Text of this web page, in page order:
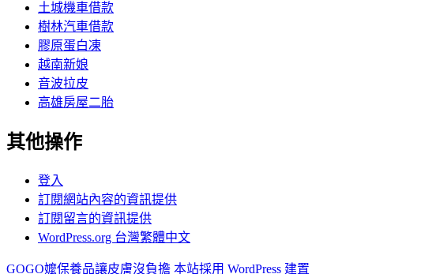
土城機車借款
樹林汽車借款
膠原蛋白凍
越南新娘
音波拉皮
高雄房屋二胎
其他操作
登入
訂閱網站內容的資訊提供
訂閱留言的資訊提供
WordPress.org 台灣繁體中文
GOGO嬤保養品讓皮膚沒負擔 本站採用 WordPress 建置